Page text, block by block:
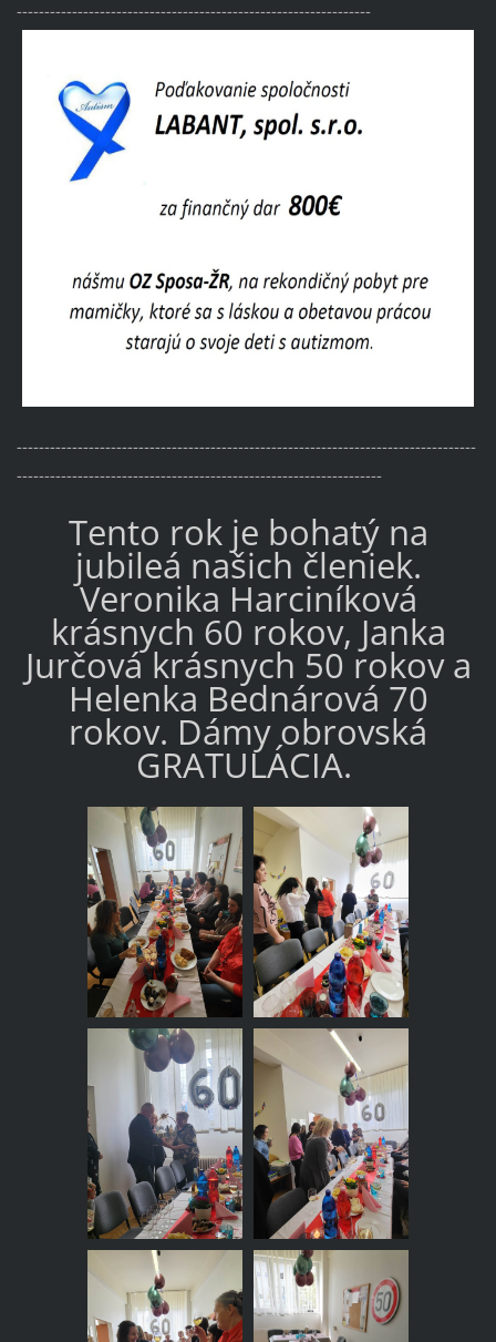
----------------------------------------------------------------
-----------------------------------------------------------------------------------
------------------------------------------------------------------
Tento rok je bohatý na
jubileá našich členiek.
Veronika Harciníková
krásnych 60 rokov, Janka
Jurčová krásnych 50 rokov a
Helenka Bednárová 70
rokov. Dámy obrovská
GRATULÁCIA.